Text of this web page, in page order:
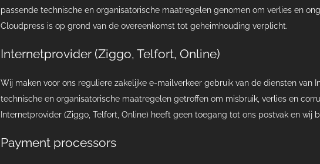
passende technische en organisatorische maatregelen genomen om verlies en
Cloudpress is op grond van de overeenkomst tot geheimhouding verplicht.
Internetprovider (Ziggo, Telfort, Online)
Wij maken voor ons reguliere zakelijke e-mailverkeer gebruik van de diensten van
technische en organisatorische maatregelen getroffen om misbruik, verlies en
Internetprovider (Ziggo, Telfort, Online) heeft geen toegang tot ons postvak en wij
Payment processors